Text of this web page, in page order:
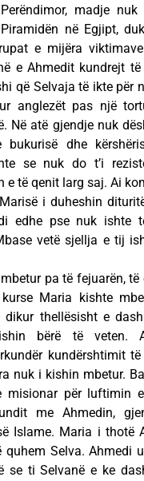
madje
në Egjipt,
e mijëra
e Ahmedit kundrejt
që Selvaja të ikte për
anglezët pas një
Në atë gjendje nuk
bukurisë dhe
se nuk do t’i
e të qenit larg saj. Ai
i duheshin
edhe pse nuk ishte
vetë sjellja e tij
pa të fejuarën,
Maria kishte
thellësisht e
bërë të veten.
kundërshtimit
nuk i kishin mbetur.
misionar për luftimin
me Ahmedin,
Islame. Maria i thotë
quhem Selva. Ahmedi
se ti Selvanë e ke